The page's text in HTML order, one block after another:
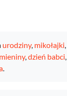
urodziny, mikołajki,
,dzień babci,
.